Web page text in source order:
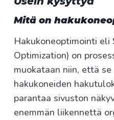
Mitä on
Hakukoneoptimointi eli
Optimization) on
muokataan niin, että
hakukoneiden
parantaa sivuston
enemmän liikennettä